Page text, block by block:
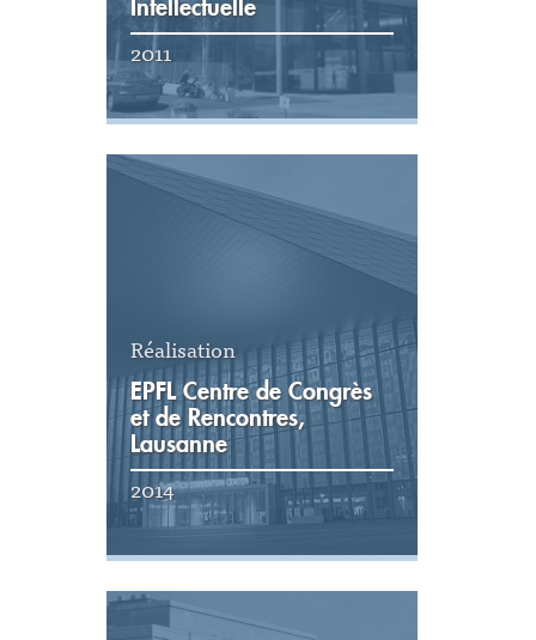
Intellectuelle
2011
Voir la réalisation
Réalisation
EPFL Centre de Congrès
et de Rencontres,
Lausanne
2014
Voir la réalisation